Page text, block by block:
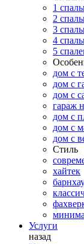
1
2
3
4
5
дом с
дом с
дом с
гараж
дом с
дом с
дом с
Стиль
хайтек
Услуги
назад